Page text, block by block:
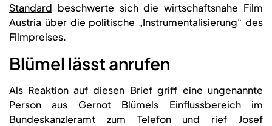
Standard beschwerte sich die wirtschaftsnahe Film
Austria über die politische „Instrumentalisierung“ des
Filmpreises.
Blümel lässt anrufen
Als Reaktion auf diesen Brief griff eine ungenannte
Person aus Gernot Blümels Einflussbereich im
Bundeskanzleramt zum Telefon und rief Josef